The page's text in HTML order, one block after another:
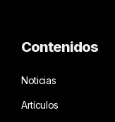
Contenidos
Noticias
Artículos